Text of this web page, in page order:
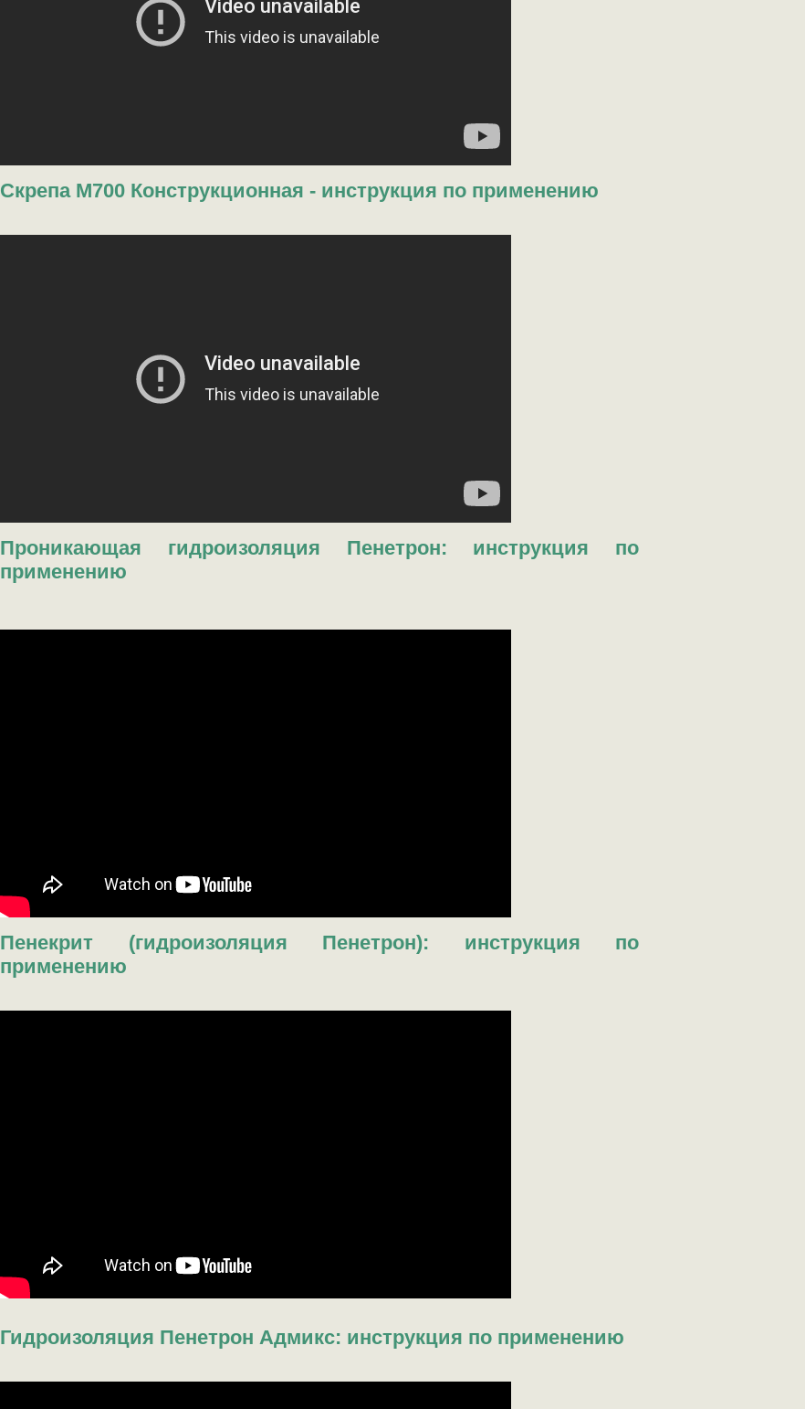
Скрепа М700 Конструкционная - инструкция по применению
Проникающая гидроизоляция Пенетрон: инструкция по
применению
Пенекрит (гидроизоляция Пенетрон): инструкция по
применению
Гидроизоляция Пенетрон Адмикс: инструкция по применению